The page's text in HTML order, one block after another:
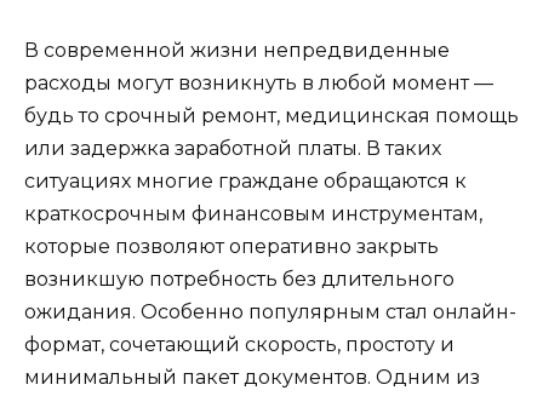
В современной жизни непредвиденные
расходы могут возникнуть в любой момент —
будь то срочный ремонт, медицинская помощь
или задержка заработной платы. В таких
ситуациях многие граждане обращаются к
краткосрочным финансовым инструментам,
которые позволяют оперативно закрыть
возникшую потребность без длительного
ожидания. Особенно популярным стал онлайн-
формат, сочетающий скорость, простоту и
минимальный пакет документов. Одним из